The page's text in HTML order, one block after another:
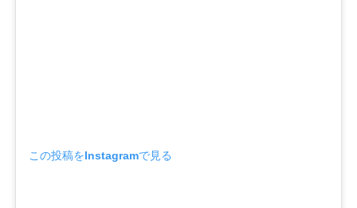
この投稿をInstagramで見る